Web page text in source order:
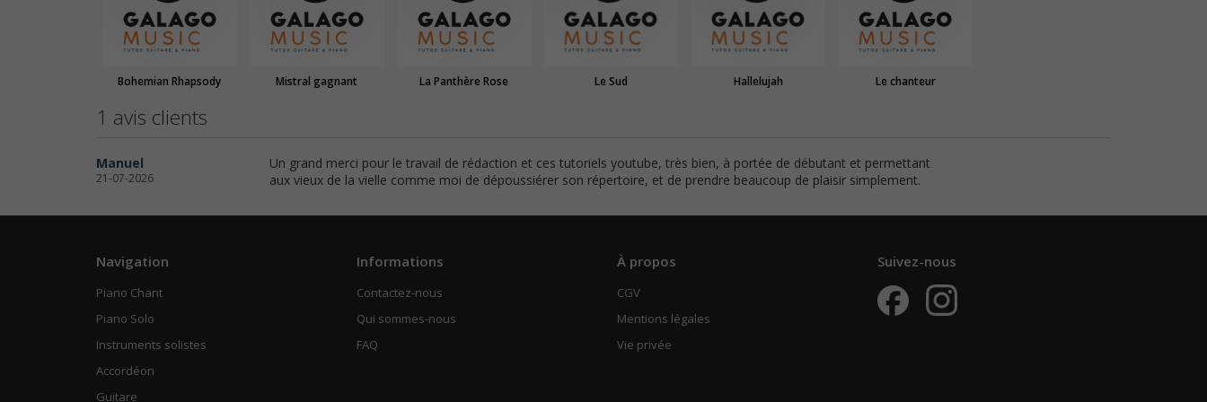
Bohemian Rhapsody Mistral gagnant La Panthère Rose Le Sud Hallelujah Le chanteur
1 avis clients
Manuel
21-07-2026
Un grand merci pour le travail de rédaction et ces tutoriels youtube, très bien, à portée de débutant et permettant
aux vieux de la vielle comme moi de dépoussiérer son répertoire, et de prendre beaucoup de plaisir simplement.
Navigation
Piano Chant
Piano Solo
Instruments solistes
Accordéon
Guitare
Informations
Contactez-nous
Qui sommes-nous
FAQ
À propos
CGV
Mentions légales
Vie privée
Suivez-nous